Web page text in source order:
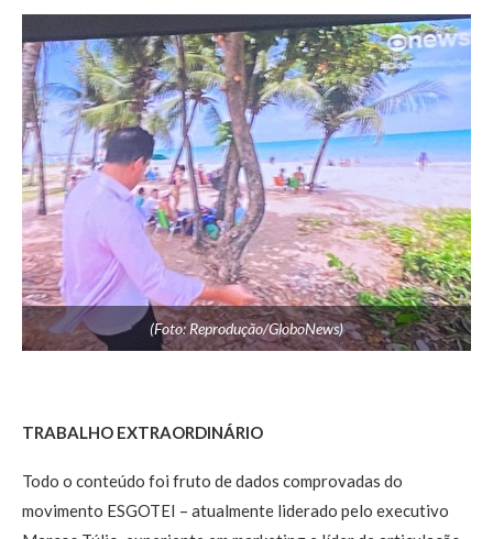
(Foto: Reprodução/GloboNews)
TRABALHO EXTRAORDINÁRIO
Todo o conteúdo foi fruto de dados comprovadas do
movimento ESGOTEI – atualmente liderado pelo executivo